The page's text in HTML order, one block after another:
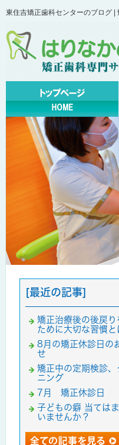
東住吉矯正歯科センターのブログ |
[最近の記事]
矯正治療後の後戻り
ために大切な習慣と
8月の矯正休診日の
せ
矯正中の定期検診、
ニング
7月 矯正休診日
子どもの癖 当ては
いませんか？